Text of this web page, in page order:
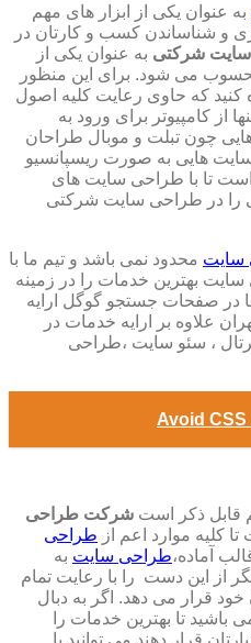
به عنوان یکی از ابزار های مهم
و شناساندن کسب و کارتان در
شرکتی به عنوان یکی از
می شود. برای این منظور
کنید که حاوی رعایت کلیه اصول
از کامپیوتر برای ورود به
چون تبلت و موبال طراحان
سایت هایی به صورت ریسپانسیو
است تا با طراحی سایت های
را در طراحی سایت شرکتی
سایت محدود نمی باشد و تیم ما با
بهترین خدمات را در زمینه
در صفحات جستجو گوگل ارایه
علاوه بر ارایه خدمات در
، سئو سایت ،طراحی
قابل ذکر است شرکت طراحی
کلیه موارد اعم از طراحی
آماده،‌طراحی سایت به
از این دست را با رعایت تمام
قرار می دهد. اگر به دبال
باشید تا بهترین خدمات را
قرار دهند می توانید با